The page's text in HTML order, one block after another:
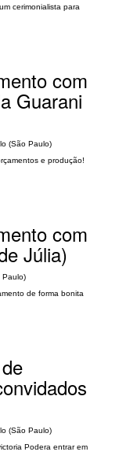
cerimonialista para
com
Guarani
(São Paulo)
e produção!
com
Júlia)
Paulo)
de forma bonita
(São Paulo)
Podera entrar em